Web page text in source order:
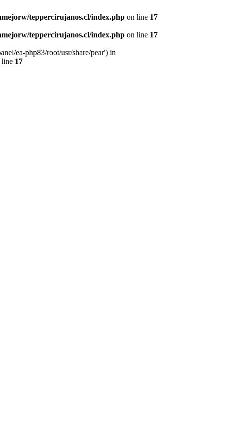
teppercirujanos.cl/index.php on line 17
teppercirujanos.cl/index.php on line 17
ea-php83/root/usr/share/pear') in
line 17